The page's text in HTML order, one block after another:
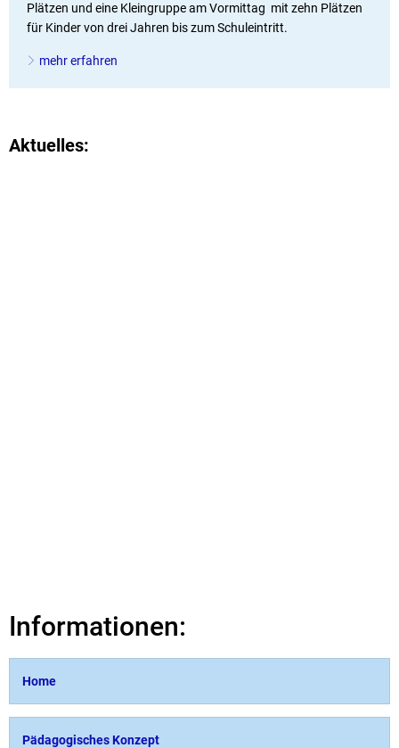
Plätzen und eine Kleingruppe am Vormittag mit zehn Plätzen
für Kinder von drei Jahren bis zum Schuleintritt.
mehr erfahren
Aktuelles:
Informationen:
Home
Pädagogisches Konzept